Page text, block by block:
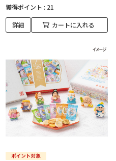
獲得ポイント : 21
詳細 カートに入れる